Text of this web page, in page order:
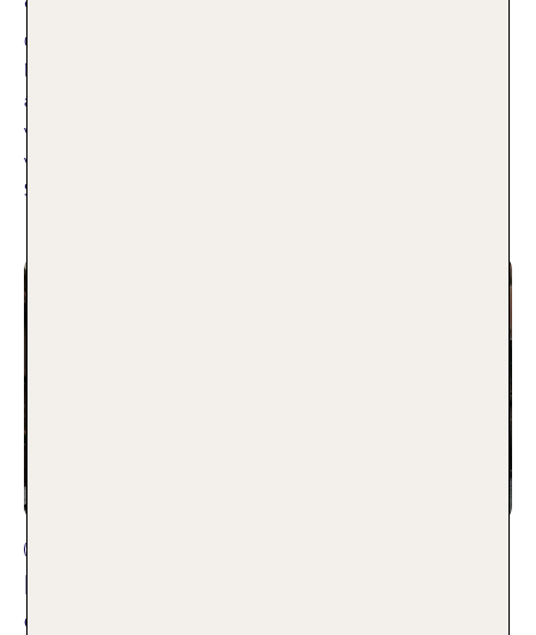
08.07.2026
Malerische Altstädte, tolle Wanderwege und eine
atemberaubende Naturkulisse: Der Süden Deutschlands hat
viel zu bieten. Wir stellen euch fünf Ausflugsziele der Region
vor, die perfekt für einen Wochenendtrip nach
Süddeutschland geeignet sind.
Kurz mal Kurztrip: Die besten Ziele für
ein verlängertes Wochenende 2026